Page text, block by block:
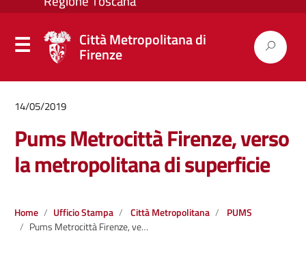
Città Metropolitana di
Firenze
14/05/2019
Pums Metrocittà Firenze, verso
la metropolitana di superficie
Home Ufficio Stampa Città Metropolitana
PUMS
Pums Metrocittà Firenze, verso la metropolitana di superficie